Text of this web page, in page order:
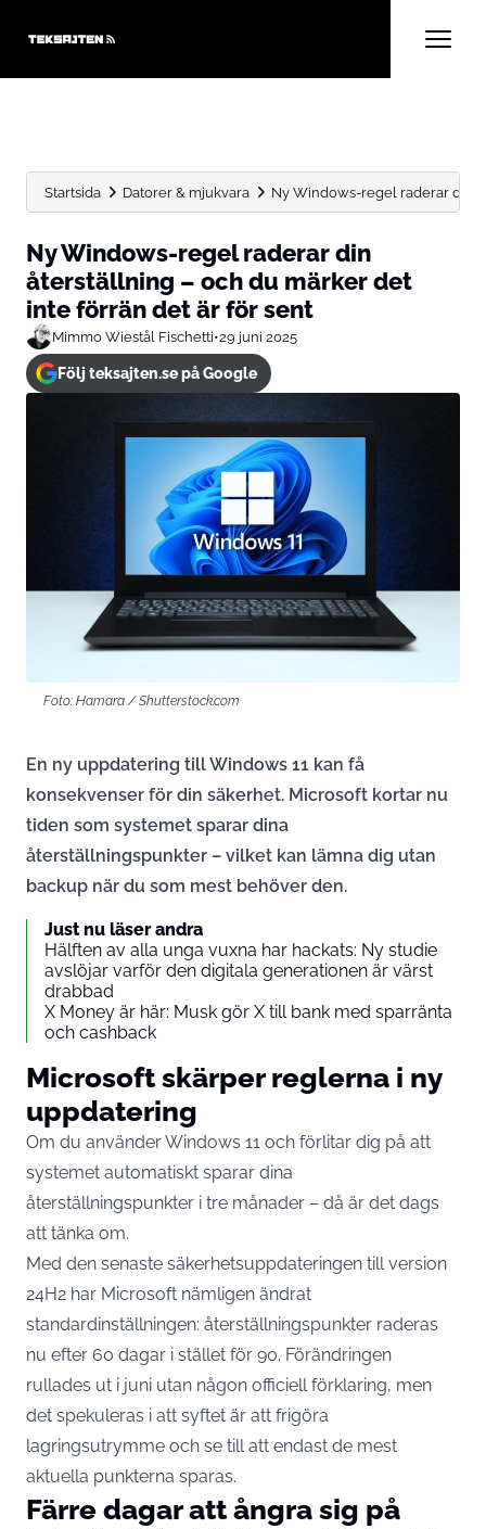
Startsida Datorer & mjukvara Ny Windows-regel raderar din
Ny Windows-regel raderar din
återställning – och du märker det
inte förrän det är för sent
Mimmo Wiestål Fischetti•29 juni 2025
Följ teksajten.se på Google
Foto: Hamara / Shutterstock.com
En ny uppdatering till Windows 11 kan få
konsekvenser för din säkerhet. Microsoft kortar nu
tiden som systemet sparar dina
återställningspunkter – vilket kan lämna dig utan
backup när du som mest behöver den.
Just nu läser andra
Hälften av alla unga vuxna har hackats: Ny studie
avslöjar varför den digitala generationen är värst
drabbad
X Money är här: Musk gör X till bank med sparränta
och cashback
Microsoft skärper reglerna i ny
uppdatering
Om du använder Windows 11 och förlitar dig på att
systemet automatiskt sparar dina
återställningspunkter i tre månader – då är det dags
att tänka om.
Med den senaste säkerhetsuppdateringen till version
24H2 har Microsoft nämligen ändrat
standardinställningen: återställningspunkter raderas
nu efter 60 dagar i stället för 90. Förändringen
rullades ut i juni utan någon officiell förklaring, men
det spekuleras i att syftet är att frigöra
lagringsutrymme och se till att endast de mest
aktuella punkterna sparas.
Färre dagar att ångra sig på